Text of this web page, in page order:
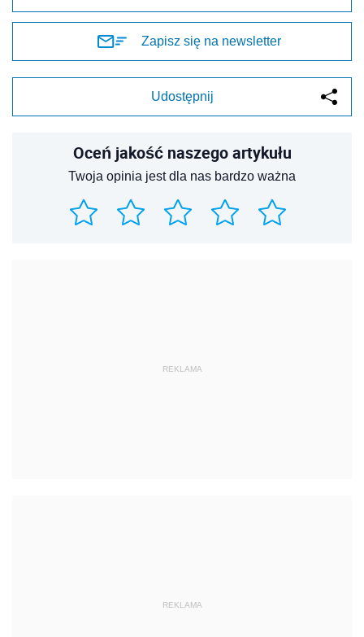
Zapisz się na newsletter
Udostępnij
Oceń jakość naszego artykułu
Twoja opinia jest dla nas bardzo ważna
REKLAMA
REKLAMA